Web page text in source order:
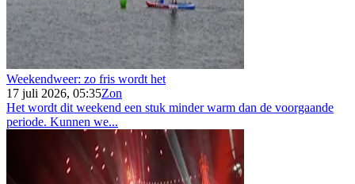
Weekendweer: zo fris wordt het
17 juli 2026, 05:35Zon
Het wordt dit weekend een stuk minder warm dan de voorgaande
periode. Kunnen we...